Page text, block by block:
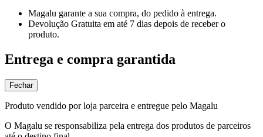
Magalu garante a sua compra, do pedido à entrega.
Devolução Gratuita em até 7 dias depois de receber o
produto.
Entrega e compra garantida
Fechar
Produto vendido por loja parceira e entregue pelo Magalu
O Magalu se responsabiliza pela entrega dos produtos de parceiros